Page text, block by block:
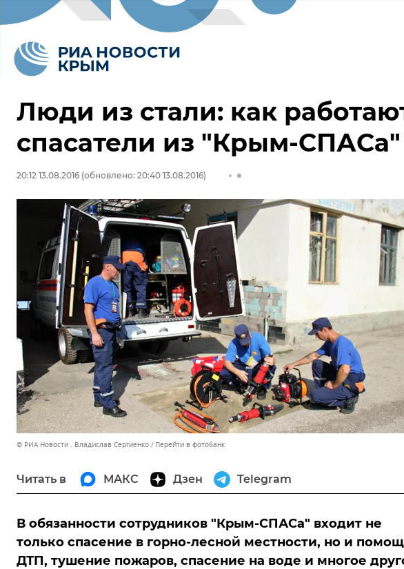
Люди из стали: как
спасатели из "Крым-СПАСа"
20:12 13.08.2016 (обновлено: 20:40 13.08.2016)
© РИА Новости . Владислав Сергиенко Перейти в фотобанк
Читать в МАКС Дзен Telegram
В обязанности сотрудников "Крым-СПАСа" входит не
только спасение в горно-лесной местности, но и
ДТП, тушение пожаров, спасение на воде и многое